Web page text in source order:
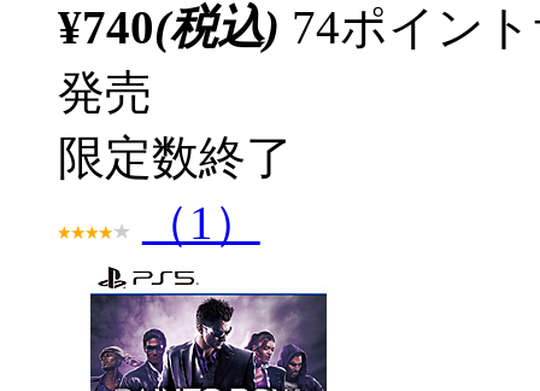
¥740(税込) 74ポイン
発売
限定数終了
（1）